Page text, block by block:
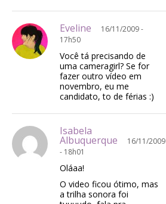
Eveline
16/11/2009 -
17h50
Você tá precisando de
uma cameragirl? Se for
fazer outro vídeo em
novembro, eu me
candidato, to de férias :)
Isabela
Albuquerque
16/11/2009
- 18h01
Oláaa!
O video ficou ótimo, mas
a trilha sonora foi